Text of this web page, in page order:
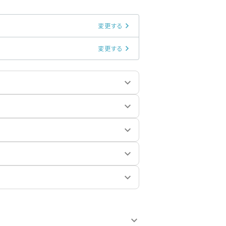
変更する
変更する